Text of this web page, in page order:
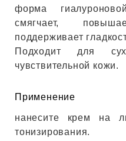
форма
смягчает,
поддерживает
Подходит для
чувствительной кожи.
Применение
нанесите крем на
тонизирования.